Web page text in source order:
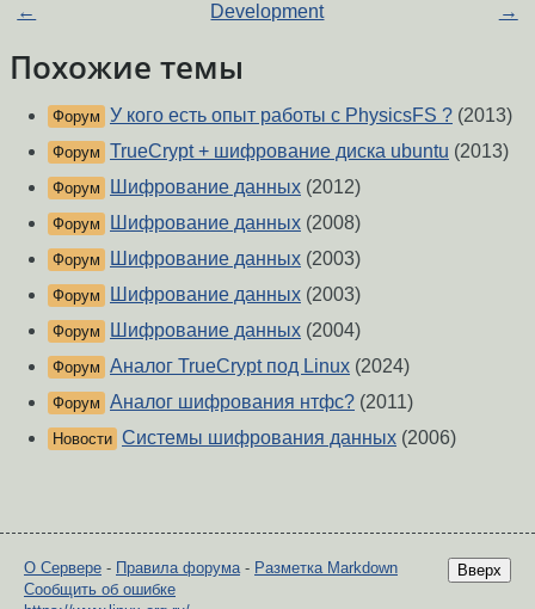
← Development →
Похожие темы
Форум У кого есть опыт работы с PhysicsFS ? (2013)
Форум TrueCrypt + шифрование диска ubuntu (2013)
Форум Шифрование данных (2012)
Форум Шифрование данных (2008)
Форум Шифрование данных (2003)
Форум Шифрование данных (2003)
Форум Шифрование данных (2004)
Форум Аналог TrueCrypt под Linux (2024)
Форум Аналог шифрования нтфс? (2011)
Новости Системы шифрования данных (2006)
Вверх
О Сервере - Правила форума- Разметка Markdown
Сообщить об ошибке